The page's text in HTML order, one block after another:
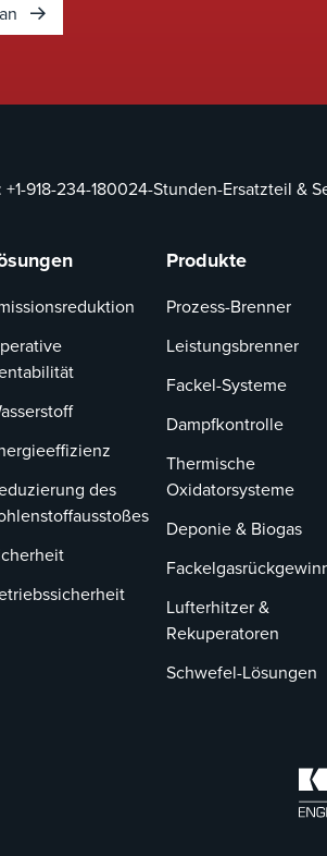
+1-918-234-180024-Stunden-Ersatzteil &
des
Produkte
Prozess-Brenner
Leistungsbrenner
Fackel-Systeme
Dampfkontrolle
Thermische
Oxidatorsysteme
Deponie & Biogas
Lufterhitzer &
Rekuperatoren
Schwefel-Lösungen